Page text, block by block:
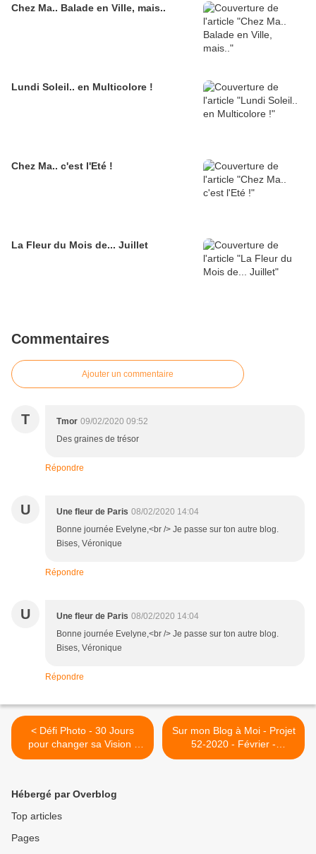
Chez Ma.. Balade en Ville, mais..
Lundi Soleil.. en Multicolore !
Chez Ma.. c'est l'Eté !
La Fleur du Mois de... Juillet
Commentaires
Ajouter un commentaire
T Tmor 09/02/2020 09:52
Des graines de trésor
Répondre
U Une fleur de Paris 08/02/2020 14:04
Bonne journée Evelyne,<br /> Je passe sur ton autre blog.
Bises, Véronique
Répondre
U Une fleur de Paris 08/02/2020 14:04
Bonne journée Evelyne,<br /> Je passe sur ton autre blog.
Bises, Véronique
Répondre
< Défi Photo - 30 Jours
pour changer sa Vision -
Février - Jour 07 - C'est
Sur mon Blog à Moi - Projet
52-2020 - Février -
Semaine 06 - "Grain(s)"..
Hébergé par Overblog
Top articles
Pages